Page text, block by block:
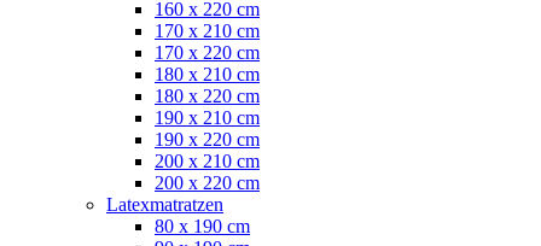
160 x 220 cm
170 x 210 cm
170 x 220 cm
180 x 210 cm
180 x 220 cm
190 x 210 cm
190 x 220 cm
200 x 210 cm
200 x 220 cm
Latexmatratzen
80 x 190 cm